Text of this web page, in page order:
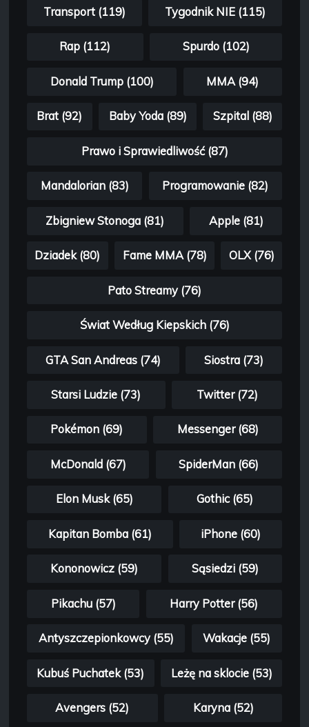
Transport (119) Tygodnik NIE (115)
Rap (112) Spurdo (102)
Donald Trump (100) MMA (94)
Brat (92) Baby Yoda (89) Szpital (88)
Prawo i Sprawiedliwość (87)
Mandalorian (83) Programowanie (82)
Zbigniew Stonoga (81) Apple (81)
Dziadek (80) Fame MMA (78) OLX (76)
Pato Streamy (76)
Świat Według Kiepskich (76)
GTA San Andreas (74) Siostra (73)
Starsi Ludzie (73) Twitter (72)
Pokémon (69) Messenger (68)
McDonald (67) SpiderMan (66)
Elon Musk (65) Gothic (65)
Kapitan Bomba (61) iPhone (60)
Kononowicz (59) Sąsiedzi (59)
Pikachu (57) Harry Potter (56)
Antyszczepionkowcy (55) Wakacje (55)
Kubuś Puchatek (53) Leżę na sklocie (53)
Avengers (52) Karyna (52)